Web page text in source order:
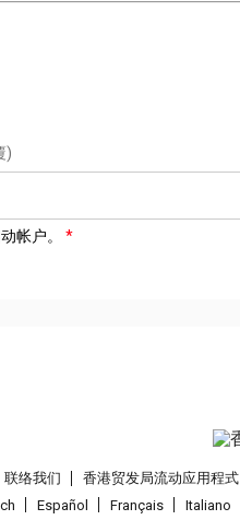
)
帐户。
联络我们 香港贸发局流动应用程式
Español Français Italiano